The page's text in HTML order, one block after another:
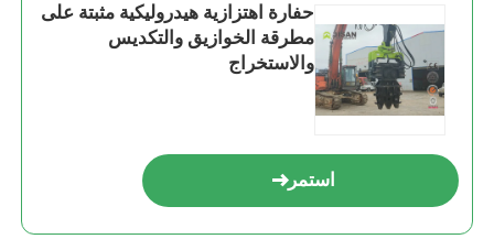
حفارة اهتزازية هيدروليكية مثبتة على
مطرقة الخوازيق والتكديس
والاستخراج
استمر